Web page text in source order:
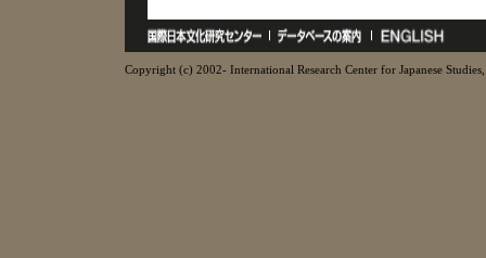
Copyright (c) 2002- International Research Center for Japanese